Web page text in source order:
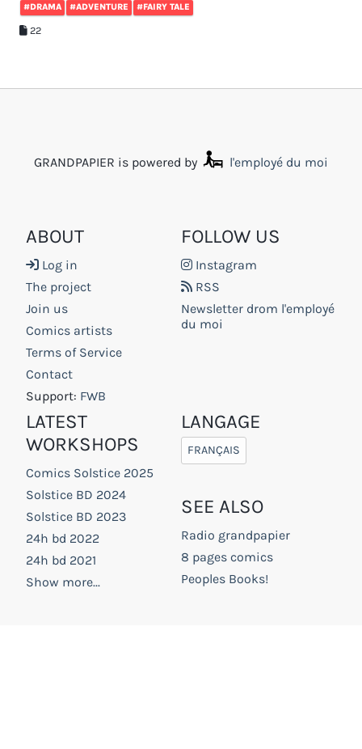
#DRAMA #ADVENTURE #FAIRY TALE
22
GRANDPAPIER is powered by l'employé du moi
ABOUT
Log in
The project
Join us
Comics artists
Terms of Service
Contact
Support: FWB
FOLLOW US
Instagram
RSS
Newsletter drom l'employé
du moi
LATEST
WORKSHOPS
Comics Solstice 2025
Solstice BD 2024
Solstice BD 2023
24h bd 2022
24h bd 2021
Show more...
LANGAGE
FRANÇAIS
SEE ALSO
Radio grandpapier
8 pages comics
Peoples Books!